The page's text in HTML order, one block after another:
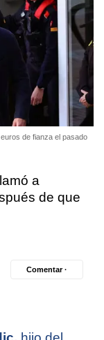
de fianza el pasado
a
de que
Comentar ·